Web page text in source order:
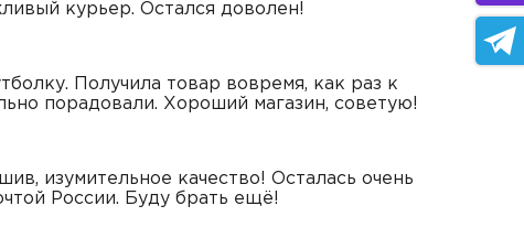
курьер. Остался доволен!
Получила товар вовремя, как раз к
порадовали. Хороший магазин, советую!
изумительное качество! Осталась очень
России. Буду брать ещё!